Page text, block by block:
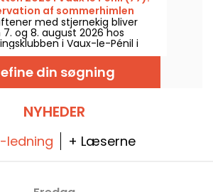
omkring byen. Hvis du er fan
kan du her beundre nogle
i Paris og Ile-de-France-
af sommerhimlen
med stjernekig bliver
og 8. august 2026 hos
i Vaux-le-Pénil i
den nye udgave af Nætter
din søgning
NYHEDER
ledning + Læserne